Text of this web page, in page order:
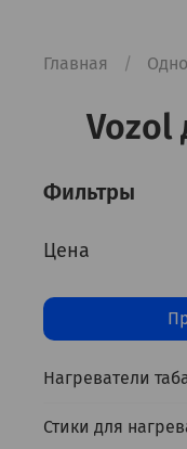
Главная
Vozol
Фильтры
Цена
Нагреватели
Стики для